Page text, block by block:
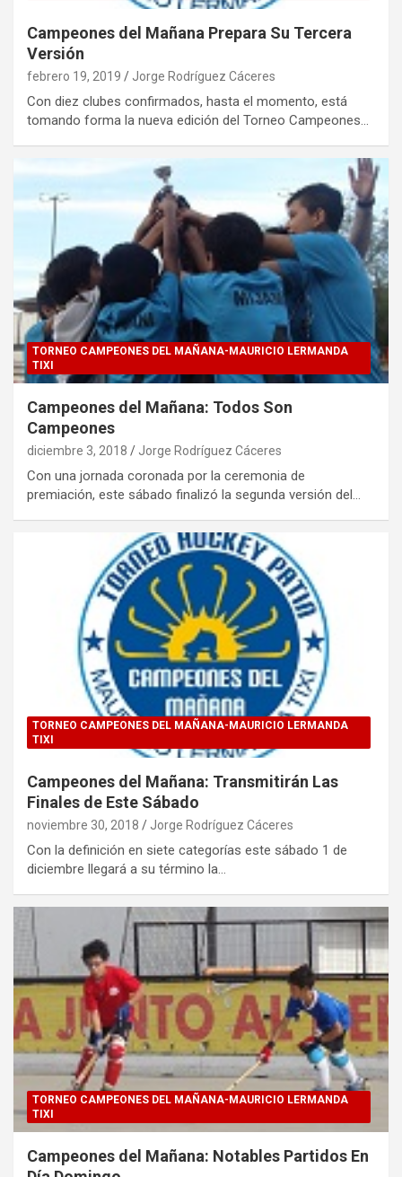
Campeones del Mañana Prepara Su Tercera
Versión
febrero 19, 2019 Jorge Rodríguez Cáceres
Con diez clubes confirmados, hasta el momento, está
tomando forma la nueva edición del Torneo Campeones…
TORNEO CAMPEONES DEL MAÑANA-MAURICIO LERMANDA
TIXI
Campeones del Mañana: Todos Son
Campeones
diciembre 3, 2018 Jorge Rodríguez Cáceres
Con una jornada coronada por la ceremonia de
premiación, este sábado finalizó la segunda versión del…
TORNEO CAMPEONES DEL MAÑANA-MAURICIO LERMANDA
TIXI
Campeones del Mañana: Transmitirán Las
Finales de Este Sábado
noviembre 30, 2018 Jorge Rodríguez Cáceres
Con la definición en siete categorías este sábado 1 de
diciembre llegará a su término la…
TORNEO CAMPEONES DEL MAÑANA-MAURICIO LERMANDA
TIXI
Campeones del Mañana: Notables Partidos En